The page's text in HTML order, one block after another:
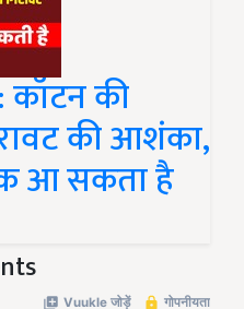
की
की आशंका,
आ सकता है